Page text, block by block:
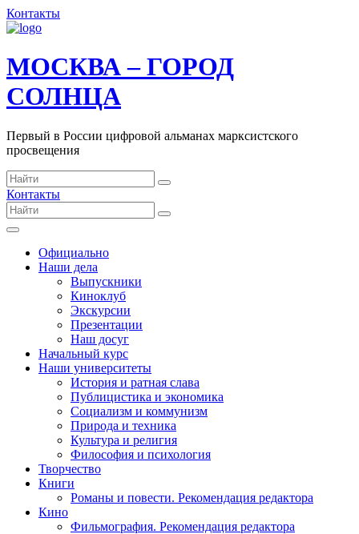
Контакты
МОСКВА – ГОРОД
СОЛНЦА
Первый в России цифровой альманах марксистского
просвещения
Контакты
Официально
Наши дела
Выпускники
Киноклуб
Экскурсии
Презентации
Наш досуг
Начальный курс
Наши университеты
История и ратная слава
Публицистика и экономика
Социализм и коммунизм
Природа и техника
Культура и религия
Философия и психология
Творчество
Книги
Романы и повести. Рекомендация редактора
Кино
Фильмография. Рекомендация редактора